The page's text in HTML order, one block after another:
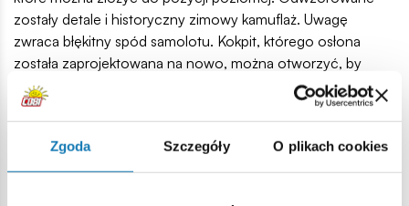
Zgoda Szczegóły O plikach cookies
zostały detale i historyczny zimowy kamuflaż. Uwagę
zwraca błękitny spód samolotu. Kokpit, którego osłona
została zaprojektowana na nowo, można otworzyć, by
posadzić w fotelach figurki pilota oraz strzelca. Dzięki
specjalnej podstawce, ekspozycyjnej z tabliczką
figurek cały zestaw prezentuje się znakomicie! W modelu
zastosowano trwałe nadruki i historyczne oznaczenia.